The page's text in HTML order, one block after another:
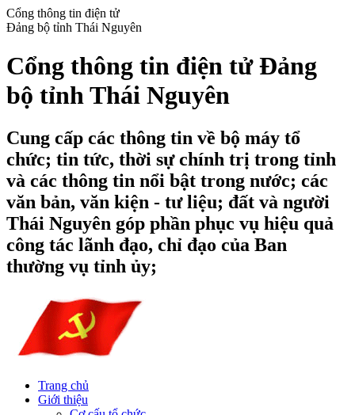
Cổng thông tin điện tử
Đảng bộ tỉnh Thái Nguyên
Cổng thông tin điện tử Đảng
bộ tỉnh Thái Nguyên
Cung cấp các thông tin về bộ máy tổ
chức; tin tức, thời sự chính trị trong tỉnh
và các thông tin nổi bật trong nước; các
văn bản, văn kiện - tư liệu; đất và người
Thái Nguyên góp phần phục vụ hiệu quả
công tác lãnh đạo, chỉ đạo của Ban
thường vụ tỉnh ủy;
Trang chủ
Giới thiệu